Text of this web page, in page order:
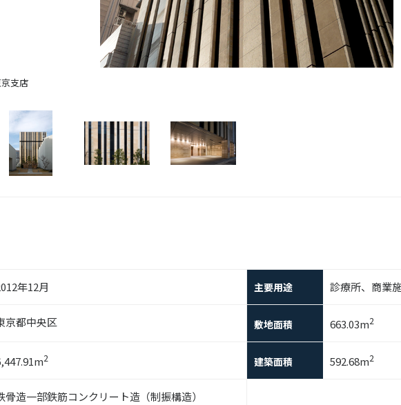
支店
年12月 主要用途 診療所、商業
京都中央区 敷地面積 663.03m2
2 建築面積 592.68m2
骨造一部鉄筋コンクリート造（制振構造）